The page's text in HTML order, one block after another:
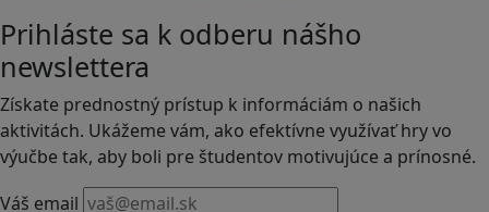
Prihláste sa k odberu nášho
newslettera
Získate prednostný prístup k informáciám o našich
aktivitách. Ukážeme vám, ako efektívne využívať hry vo
výučbe tak, aby boli pre študentov motivujúce a prínosné.
Váš email